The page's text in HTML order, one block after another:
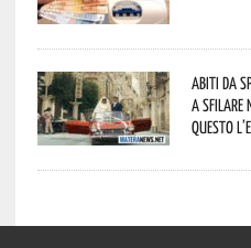
Abiti da
a sfilare
Questo